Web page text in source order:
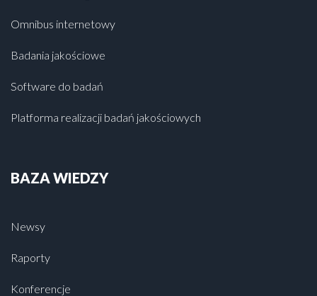
Omnibus internetowy
Badania jakościowe
Software do badań
Platforma realizacji badań jakościowych
BAZA WIEDZY
Newsy
Raporty
Konferencje